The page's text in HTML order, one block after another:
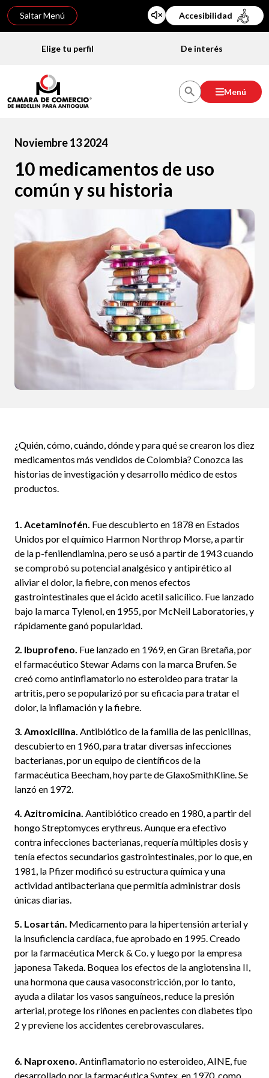
Saltar Menú Accesibilidad
Elige tu perfil De interés
Menú
Noviembre 13 2024
10 medicamentos de uso
común y su historia
¿Quién, cómo, cuándo, dónde y para qué se crearon los diez
medicamentos más vendidos de Colombia? Conozca las
historias de investigación y desarrollo médico de estos
productos.
1. Acetaminofén. Fue descubierto en 1878 en Estados
Unidos por el químico Harmon Northrop Morse, a partir
de la p-fenilendiamina, pero se usó a partir de 1943 cuando
se comprobó su potencial analgésico y antipirético al
aliviar el dolor, la fiebre, con menos efectos
gastrointestinales que el ácido acetil salicílico. Fue lanzado
bajo la marca Tylenol, en 1955, por McNeil Laboratories, y
rápidamente ganó popularidad.
2. Ibuprofeno. Fue lanzado en 1969, en Gran Bretaña, por
el farmacéutico Stewar Adams con la marca Brufen. Se
creó como antinflamatorio no esteroideo para tratar la
artritis, pero se popularizó por su eficacia para tratar el
dolor, la inflamación y la fiebre.
3. Amoxicilina. Antibiótico de la familia de las penicilinas,
descubierto en 1960, para tratar diversas infecciones
bacterianas, por un equipo de científicos de la
farmacéutica Beecham, hoy parte de GlaxoSmithKline. Se
lanzó en 1972.
4. Azitromicina. Aantibiótico creado en 1980, a partir del
hongo Streptomyces erythreus. Aunque era efectivo
contra infecciones bacterianas, requería múltiples dosis y
tenía efectos secundarios gastrointestinales, por lo que, en
1981, la Pfizer modificó su estructura química y una
actividad antibacteriana que permitía administrar dosis
únicas diarias.
5. Losartán. Medicamento para la hipertensión arterial y
la insuficiencia cardíaca, fue aprobado en 1995. Creado
por la farmacéutica Merck & Co. y luego por la empresa
japonesa Takeda. Boquea los efectos de la angiotensina II,
una hormona que causa vasoconstricción, por lo tanto,
ayuda a dilatar los vasos sanguíneos, reduce la presión
arterial, protege los riñones en pacientes con diabetes tipo
2 y previene los accidentes cerebrovasculares.
6. Naproxeno. Antinflamatorio no esteroideo, AINE, fue
desarrollado por la farmacéutica Syntex, en 1970, como